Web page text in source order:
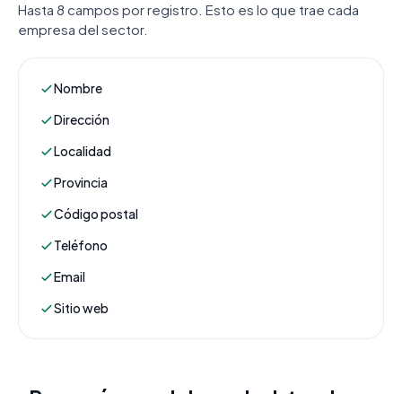
Hasta 8 campos por registro. Esto es lo que trae cada
empresa del sector.
Nombre
Dirección
Localidad
Provincia
Código postal
Teléfono
Email
Sitio web